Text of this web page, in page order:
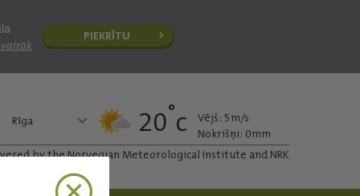
PIEKRĪTU
Rīga 20°c
Vējš: 5m/s
Nokrišņi: 0mm
by the Norvegian Meteorological Institute and NRK